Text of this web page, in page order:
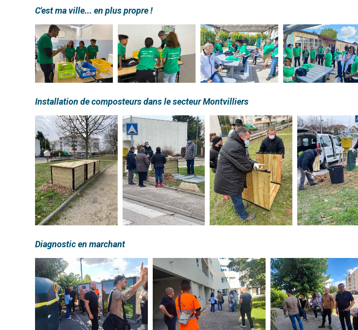
C'est ma ville... en plus propre !
Installation de composteurs dans le secteur Montvilliers
Diagnostic en marchant